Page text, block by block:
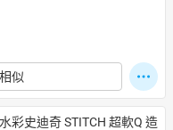
似
彩史迪奇 STITCH 超軟Q 造